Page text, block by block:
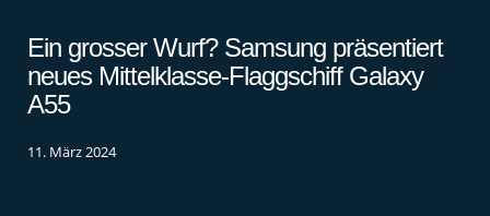
Ein grosser Wurf? Samsung präsentiert
neues Mittelklasse-Flaggschiff Galaxy
A55
11. März 2024